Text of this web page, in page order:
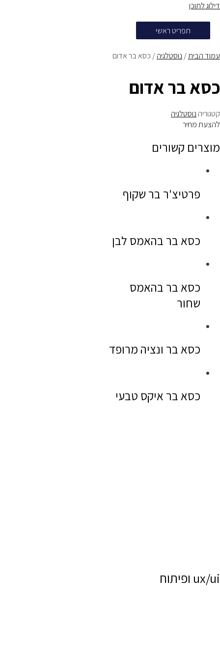
דילוג לתוכן
תפריט ראשי
עמוד הבית/ נוסטלגיה/ כסא בר אדום
כסא בר אדום
קטגוריה נוסטלגיה
להצעת מחיר
מוצרים קשורים
פרטיצ'ר בר שקוף
כסא בר בהאמס לבן
כסא בר בהאמס
שחור
כסא בר ונציה מרופד
כסא בר איקס טבעי
ux/ui ופיתוח